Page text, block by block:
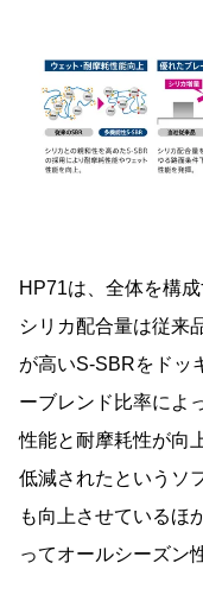
HP71は、全体を構成
シリカ配合量は従来
が高いS-SBRをドッ
ーブレンド比率によ
性能と耐摩耗性が向
低減されたというソ
も向上させているほ
ってオールシーズン